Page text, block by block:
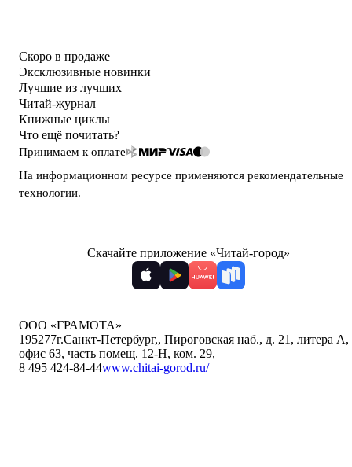
Скоро в продаже
Эксклюзивные новинки
Лучшие из лучших
Читай-журнал
Книжные циклы
Что ещё почитать?
Принимаем к оплате
На информационном ресурсе применяются рекомендательные
технологии.
Скачайте приложение «Читай-город»
ООО «ГРАМОТА»
195277г.Санкт-Петербург,, Пироговская наб., д. 21, литера А,
офис 63, часть помещ. 12-Н, ком. 29,
8 495 424-84-44www.chitai-gorod.ru/